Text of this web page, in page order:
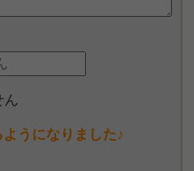
ん
うになりました♪